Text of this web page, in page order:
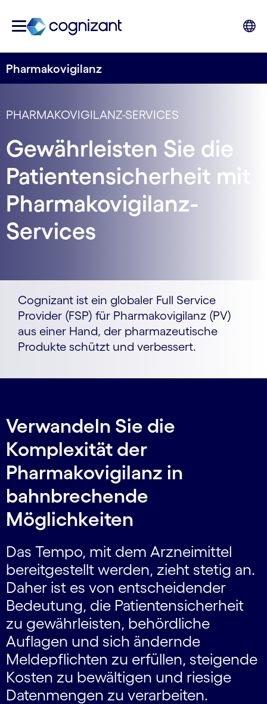
Pharmakovigilanz
PHARMAKOVIGILANZ-SERVICES
Gewährleisten Sie die
Patientensicherheit mit
Pharmakovigilanz-
Services
Cognizant ist ein globaler Full Service
Provider (FSP) für Pharmakovigilanz (PV)
aus einer Hand, der pharmazeutische
Produkte schützt und verbessert.
Verwandeln Sie die
Komplexität der
Pharmakovigilanz in
bahnbrechende
Möglichkeiten
Das Tempo, mit dem Arzneimittel
bereitgestellt werden, zieht stetig an.
Daher ist es von entscheidender
Bedeutung, die Patientensicherheit
zu gewährleisten, behördliche
Auflagen und sich ändernde
Meldepflichten zu erfüllen, steigende
Kosten zu bewältigen und riesige
Datenmengen zu verarbeiten.